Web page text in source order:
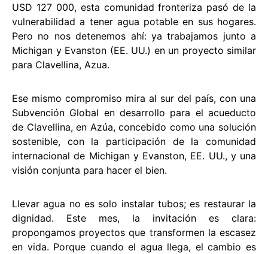
USD 127 000, esta comunidad fronteriza pasó de la
vulnerabilidad a tener agua potable en sus hogares.
Pero no nos detenemos ahí: ya trabajamos junto a
Michigan y Evanston (EE. UU.) en un proyecto similar
para Clavellina, Azua.
Ese mismo compromiso mira al sur del país, con una
Subvención Global en desarrollo para el acueducto
de Clavellina, en Azúa, concebido como una solución
sostenible, con la participación de la comunidad
internacional de Michigan y Evanston, EE. UU., y una
visión conjunta para hacer el bien.
Llevar agua no es solo instalar tubos; es restaurar la
dignidad. Este mes, la invitación es clara:
propongamos proyectos que transformen la escasez
en vida. Porque cuando el agua llega, el cambio es